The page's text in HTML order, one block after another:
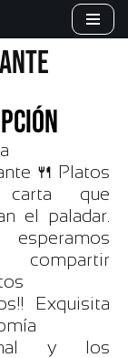
🍴 Platos
que
el paladar.
Exquisita
y los